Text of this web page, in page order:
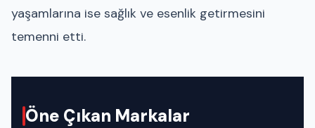
yaşamlarına ise sağlık ve esenlik getirmesini
temenni etti.
Öne Çıkan Markalar